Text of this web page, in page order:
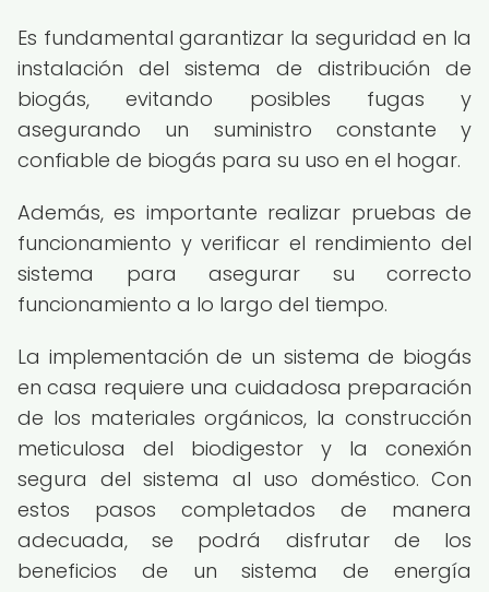
Es fundamental garantizar la seguridad en la
instalación del sistema de distribución de
biogás, evitando posibles fugas y
asegurando un suministro constante y
confiable de biogás para su uso en el hogar.
Además, es importante realizar pruebas de
funcionamiento y verificar el rendimiento del
sistema para asegurar su correcto
funcionamiento a lo largo del tiempo.
La implementación de un sistema de biogás
en casa requiere una cuidadosa preparación
de los materiales orgánicos, la construcción
meticulosa del biodigestor y la conexión
segura del sistema al uso doméstico. Con
estos pasos completados de manera
adecuada, se podrá disfrutar de los
beneficios de un sistema de energía